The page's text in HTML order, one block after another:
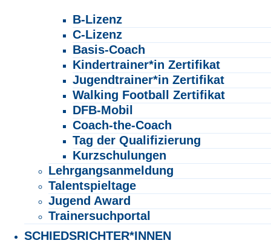
B-Lizenz
C-Lizenz
Basis-Coach
Kindertrainer*in Zertifikat
Jugendtrainer*in Zertifikat
Walking Football Zertifikat
DFB-Mobil
Coach-the-Coach
Tag der Qualifizierung
Kurzschulungen
Lehrgangsanmeldung
Talentspieltage
Jugend Award
Trainersuchportal
SCHIEDSRICHTER*INNEN